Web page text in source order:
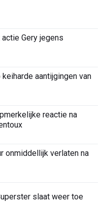
Gery jegens
aantijgingen van
reactie na
onmiddellijk verlaten na
slaat weer toe